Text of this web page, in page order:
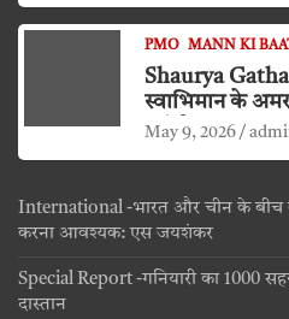
PMO MANN KI
Shaurya
स्वाभिमान के अमर
जयंती
May 9, 2026
International -भारत और चीन के बीच
करना आवश्यक: एस जयशंकर
Special Report -गनियारी का 1000
दास्तान